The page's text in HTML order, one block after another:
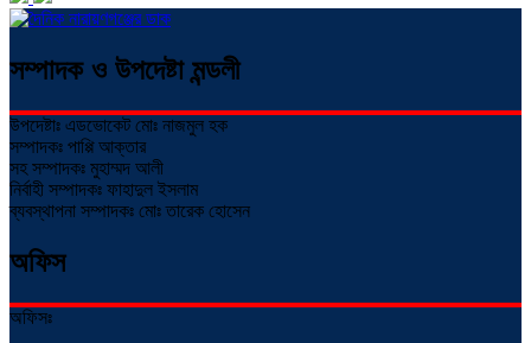
সম্পাদক ও উপদেষ্টা মন্ডলী
উপদেষ্টাঃ এডভোকেট মোঃ নাজমুল হক
সম্পাদকঃ পাপ্পি আক্তার
সহ সম্পাদকঃ মুহাম্মদ আলী
নির্বাহী সম্পাদকঃ ফাহাদুল ইসলাম
ব্যবস্থাপনা সম্পাদকঃ মোঃ তারেক হোসেন
অফিস
অফিসঃ